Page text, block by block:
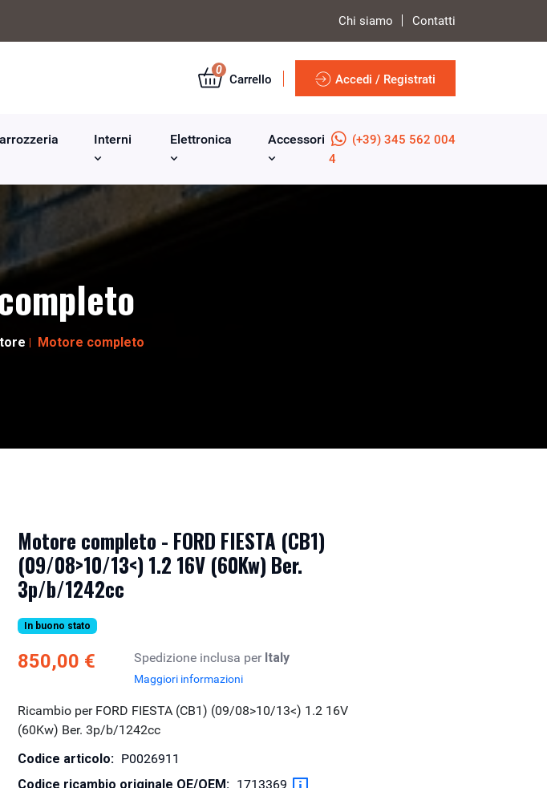
Chi siamo Contatti
0
Carrello Accedi / Registrati
Interni Elettronica Accessori
(+39) 345 562 004
4
Motore completo
Motore completo - FORD FIESTA (CB1)
(09/08>10/13<) 1.2 16V (60Kw) Ber.
3p/b/1242cc
In buono stato
850,00 € Spedizione inclusa per Italy
Maggiori informazioni
Ricambio per FORD FIESTA (CB1) (09/08>10/13<) 1.2 16V
(60Kw) Ber. 3p/b/1242cc
Codice articolo: P0026911
Codice ricambio originale OE/OEM: 1713369